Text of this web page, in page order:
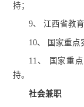
持；
9、 江西省教
10、 国家重点
11、 国家重
持。
社会兼职